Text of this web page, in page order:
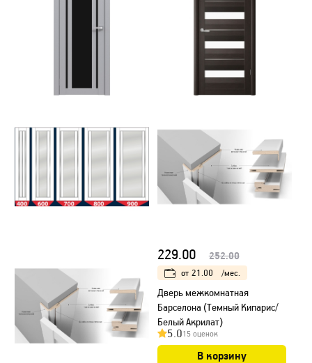
229.00 252.00
от 21.00 /мес.
Дверь межкомнатная
Барселона (Темный Кипарис/
Белый Акрилат)
5.015 оценок
В корзину